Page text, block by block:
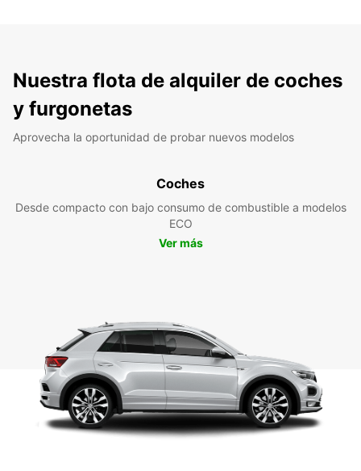
Nuestra flota de alquiler de coches
y furgonetas
Aprovecha la oportunidad de probar nuevos modelos
Coches
Desde compacto con bajo consumo de combustible a modelos
ECO
Ver más